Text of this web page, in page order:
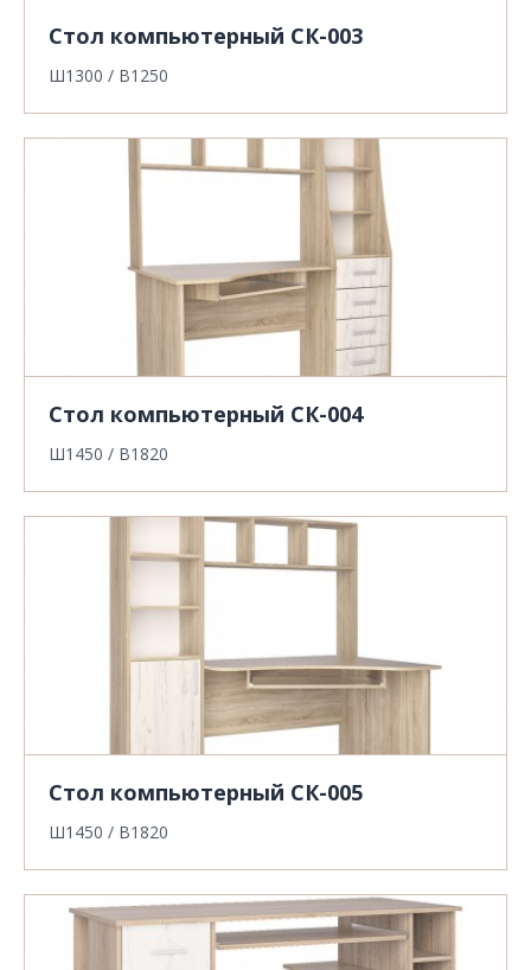
Стол компьютерный СК-003
Ш1300 / В1250
Стол компьютерный СК-004
Ш1450 / В1820
Стол компьютерный СК-005
Ш1450 / В1820